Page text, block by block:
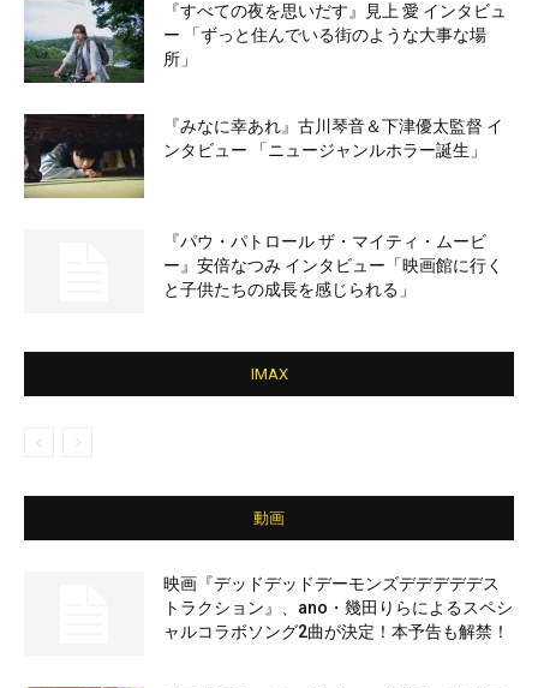
『すべての夜を思いだす』見上 愛 インタビュ
ー 「ずっと住んでいる街のような大事な場
所」
『みなに幸あれ』古川琴音＆下津優太監督 イ
ンタビュー 「ニュージャンルホラー誕生」
『パウ・パトロール ザ・マイティ・ムービ
ー』安倍なつみ インタビュー「映画館に行く
と子供たちの成長を感じられる」
IMAX
動画
映画『デッドデッドデーモンズデデデデデス
トラクション』、ano・幾田りらによるスペシ
ャルコラボソング2曲が決定！本予告も解禁！